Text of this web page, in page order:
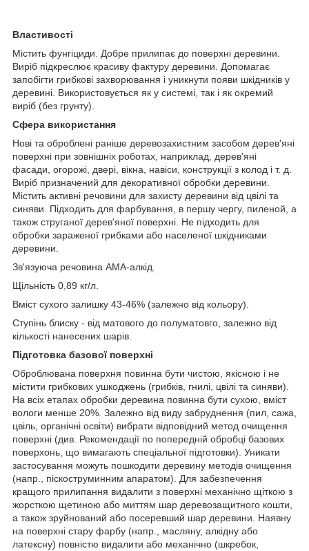
Властивості
Містить фунгіциди. Добре прилипає до поверхні деревини.
Виріб підкреслює красиву фактуру деревини. Допомагає
запобігти грибкові захворювання і уникнути появи шкідників у
деревині. Використовується як у системі, так і як окремий
виріб (без грунту).
Сфера використання
Нові та оброблені раніше деревозахистним засобом дерев'яні
поверхні при зовнішніх роботах, наприклад, дерев'яні
фасади, огорожі, двері, вікна, навіси, конструкції з колод і т. д.
Виріб призначений для декоративної обробки деревини.
Містить активні речовини для захисту деревини від цвілі та
синяви. Підходить для фарбування, в першу чергу, пиленой, а
також струганої дерев'яної поверхні. Не підходить для
обробки зараженої грибками або населеної шкідниками
деревини.
Зв'язуюча речовина АМА-алкід.
Щільність 0,89 кг/л.
Вміст сухого залишку 43-46% (залежно від кольору).
Ступінь блиску - від матового до полуматовго, залежно від
кількості нанесених шарів.
Підготовка базової поверхні
Оброблювана поверхня повинна бути чистою, якісною і не
містити грибкових ушкоджень (грибків, гнилі, цвілі та синяви).
На всіх етапах обробки деревина повинна бути сухою, вміст
вологи менше 20%. Залежно від виду забруднення (пил, сажа,
цвіль, органічні освіти) вибрати відповідний метод очищення
поверхні (див. Рекомендації по попередній обробці базових
поверхонь, що вимагають спеціальної підготовки). Уникати
застосування можуть пошкодити деревину методів очищення
(напр., піскоструминним апаратом). Для забезпечення
кращого прилипання видалити з поверхні механічно щіткою з
жорсткою щетиною або миттям шар деревозащитного кошти,
а також зруйнований або посеревший шар деревини. Наявну
на поверхні стару фарбу (напр., масляну, алкідну або
латексну) повністю видалити або механічно (шкребок,